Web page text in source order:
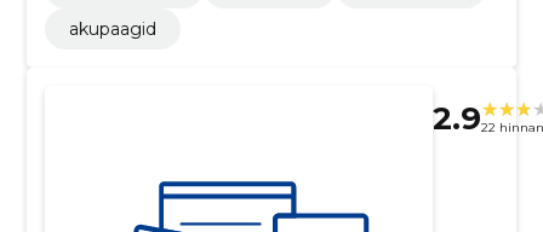
akupaagid
2.922